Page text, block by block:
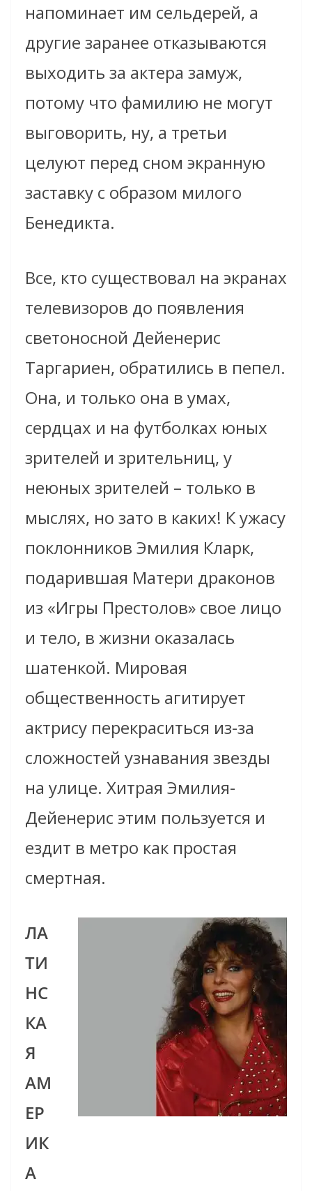
напоминает им сельдерей, а
другие заранее отказываются
выходить за актера замуж,
потому что фамилию не могут
выговорить, ну, а третьи
целуют перед сном экранную
заставку с образом милого
Бенедикта.
Все, кто существовал на экранах
телевизоров до появления
светоносной Дейенерис
Таргариен, обратились в пепел.
Она, и только она в умах,
сердцах и на футболках юных
зрителей и зрительниц, у
неюных зрителей – только в
мыслях, но зато в каких! К ужасу
поклонников Эмилия Кларк,
подарившая Матери драконов
из «Игры Престолов» свое лицо
и тело, в жизни оказалась
шатенкой. Мировая
общественность агитирует
актрису перекраситься из-за
сложностей узнавания звезды
на улице. Хитрая Эмилия-
Дейенерис этим пользуется и
ездит в метро как простая
смертная.
ЛА
ТИ
НС
КА
Я
АМ
ЕР
ИК
А